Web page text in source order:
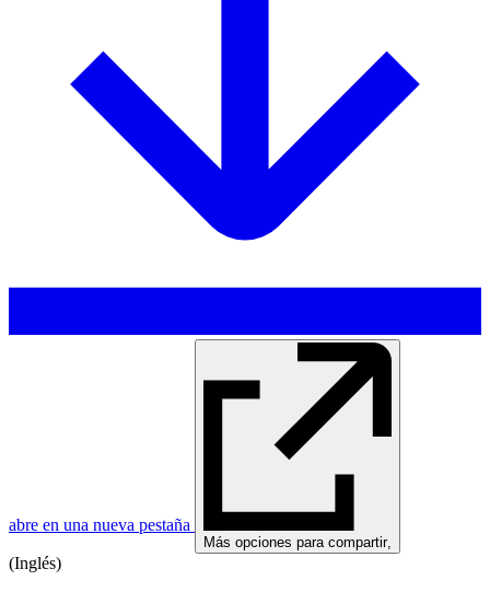
abre en una nueva pestaña
Más opciones para compartir,
(Inglés)